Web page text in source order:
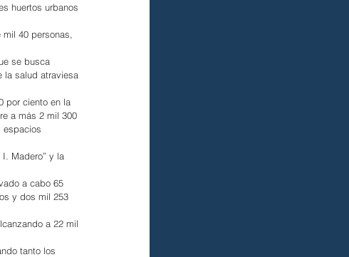
huertos urbanos
40 personas,
se busca
la salud atraviesa
por ciento en la
a más 2 mil 300
espacios
Madero” y la
a cabo 65
y dos mil 253
a 22 mil
tanto los